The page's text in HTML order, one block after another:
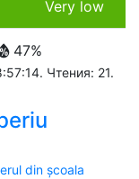
Very low
47%
Чтения: 21.
din școala